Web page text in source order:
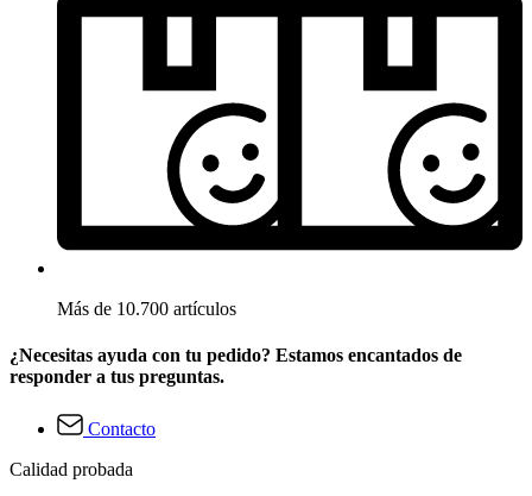
Más de 10.700 artículos
¿Necesitas ayuda con tu pedido? Estamos encantados de
responder a tus preguntas.
Contacto
Calidad probada